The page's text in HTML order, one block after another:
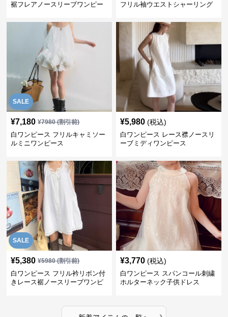
裾フレアノースリーブワンピー
フリル袖ウエストシャーリング
SALE
¥7,180 ¥7980(割引前)
白ワンピース フリルキャミソー
ルミニワンピース
¥5,980 (税込)
白ワンピース レース襟ノースリ
ーブミディワンピース
SALE
¥5,380 ¥5980(割引前)
白ワンピース フリル衿リボン付
きレース裾ノースリーブワンピ
¥3,770 (税込)
白ワンピース スパンコール刺繍
ホルターネック子供ドレス